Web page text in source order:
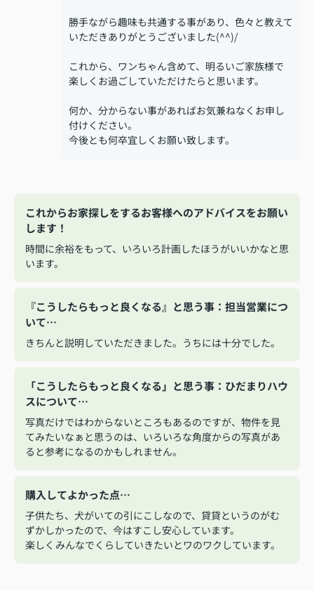
勝手ながら趣味も共通する事があり、色々と教えて
いただきありがとうございました(^^)/
これから、ワンちゃん含めて、明るいご家族様で
楽しくお過ごしていただけたらと思います。
何か、分からない事があればお気兼ねなくお申し
付けください。
今後とも何卒宜しくお願い致します。
これからお家探しをするお客様へのアドバイスをお願い
します！
時間に余裕をもって、いろいろ計画したほうがいいかなと思
います。
『こうしたらもっと良くなる』と思う事：担当営業につ
いて…
きちんと説明していただきました。うちには十分でした。
「こうしたらもっと良くなる」と思う事：ひだまりハウ
スについて…
写真だけではわからないところもあるのですが、物件を見
てみたいなぁと思うのは、いろいろな角度からの写真があ
ると参考になるのかもしれません。
購入してよかった点…
子供たち、犬がいての引にこしなので、貸貸というのがむ
ずかしかったので、今はすこし安心しています。
楽しくみんなでくらしていきたいとワのワクしています。